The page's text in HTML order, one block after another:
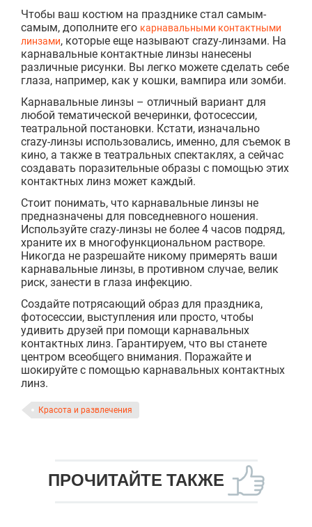
Чтобы ваш костюм на празднике стал самым-
самым, дополните его карнавальными контактными
линзами, которые еще называют crazy-линзами. На
карнавальные контактные линзы нанесены
различные рисунки. Вы легко можете сделать себе
глаза, например, как у кошки, вампира или зомби.
Карнавальные линзы – отличный вариант для
любой тематической вечеринки, фотосессии,
театральной постановки. Кстати, изначально
crazy-линзы использовались, именно, для съемок в
кино, а также в театральных спектаклях, а сейчас
создавать поразительные образы с помощью этих
контактных линз может каждый.
Стоит понимать, что карнавальные линзы не
предназначены для повседневного ношения.
Используйте crazy-линзы не более 4 часов подряд,
храните их в многофункциональном растворе.
Никогда не разрешайте никому примерять ваши
карнавальные линзы, в противном случае, велик
риск, занести в глаза инфекцию.
Создайте потрясающий образ для праздника,
фотосессии, выступления или просто, чтобы
удивить друзей при помощи карнавальных
контактных линз. Гарантируем, что вы станете
центром всеобщего внимания. Поражайте и
шокируйте с помощью карнавальных контактных
линз.
Красота и развлечения
ПРОЧИТАЙТЕ ТАКЖЕ